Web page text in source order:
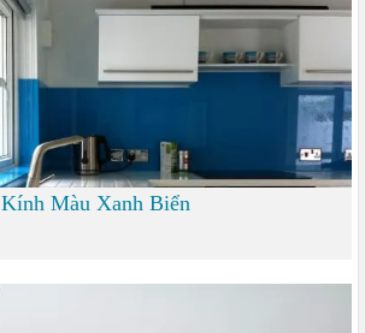
Kính Màu Xanh Biển